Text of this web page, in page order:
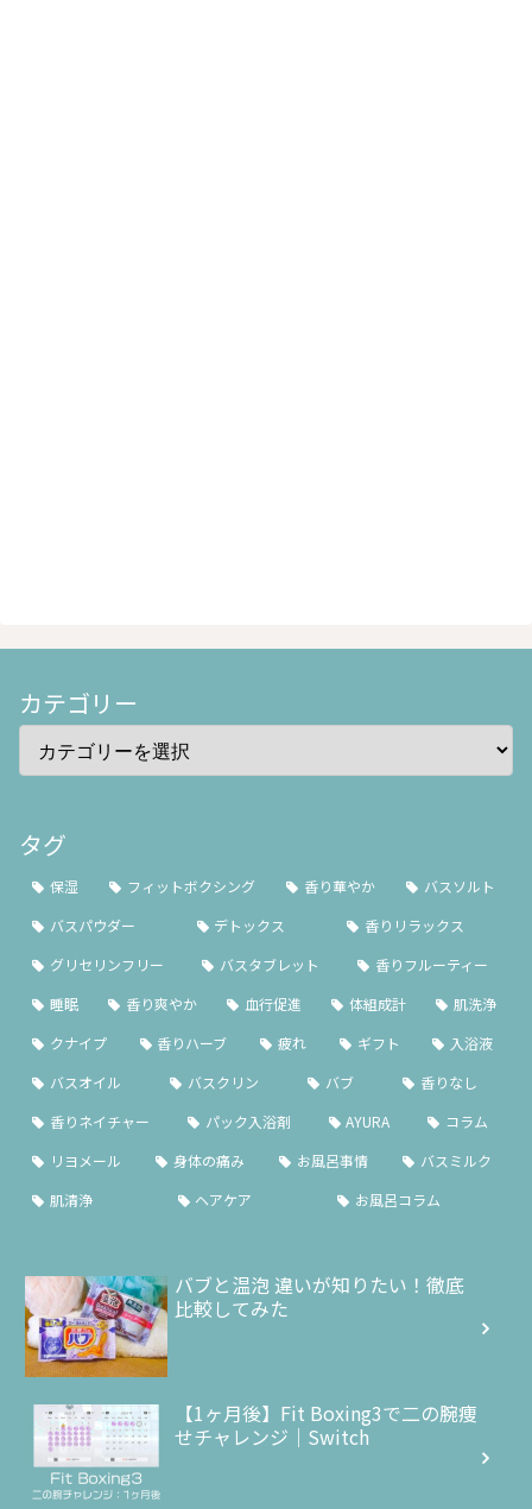
カテゴリー
タグ
保湿 フィットボクシング 香り華やか
バスソルト
バスパウダー
デトックス
香りリラックス
グリセリンフリー
バスタブレット
香りフルーティー
睡眠
香り爽やか 血行促進 体組成計
肌洗浄
クナイプ
香りハーブ 疲れ ギフト
入浴液
バスオイル
バスクリン バブ
香りなし
香りネイチャー
パック入浴剤 AYURA
コラム
リヨメール
身体の痛み お風呂事情
バスミルク
肌清浄
ヘアケア お風呂コラム
バブと温泡 違いが知りたい！徹底
比較してみた
【1ヶ月後】Fit Boxing3で二の腕痩
せチャレンジ｜Switch